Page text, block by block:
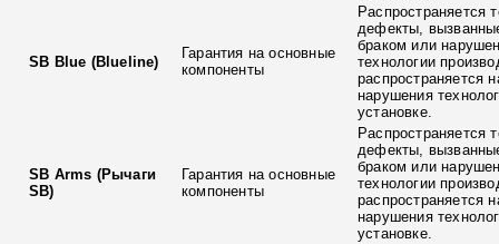
SB Blue (Blueline)
Гарантия на основные
компоненты
Распространяется
дефекты,
браком или
технологии
распространяется
нарушения
установке.
SB Arms (Рычаги
SB)
Гарантия на основные
компоненты
Распространяется
дефекты,
браком или
технологии
распространяется
нарушения
установке.